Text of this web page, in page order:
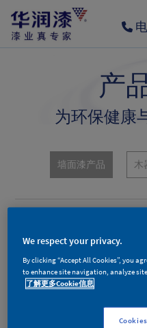
产
为环保健康
墙面漆产品 木
We respect your privacy.
By clicking “Accept All Cookies”, you
to enhance site navigation, analyze
了解更多Cookie信息